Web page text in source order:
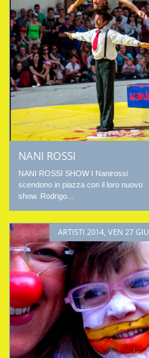
NANI ROSSI
NANI ROSSI SHOW I Nanirossi
scendono in piazza con il loro nuovo
show. Rodrigo...
ARTISTI 2014,VEN 27 GIU